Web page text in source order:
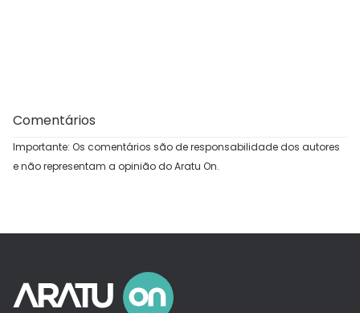
Comentários
Importante: Os comentários são de responsabilidade dos autores
e não representam a opinião do Aratu On.